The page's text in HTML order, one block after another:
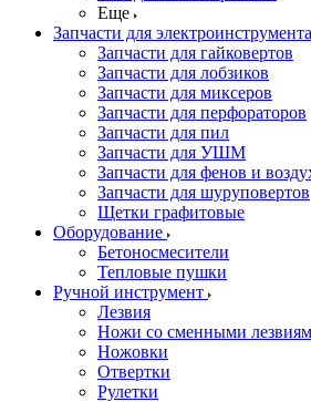
Еще
Запчасти для электроинструмента
Запчасти для гайковертов
Запчасти для лобзиков
Запчасти для миксеров
Запчасти для перфораторов
Запчасти для пил
Запчасти для УШМ
Запчасти для фенов и
Запчасти для шуруповертов
Щетки графитовые
Оборудование
Бетоносмесители
Тепловые пушки
Ручной инструмент
Лезвия
Ножи со сменными
Ножовки
Отвертки
Рулетки